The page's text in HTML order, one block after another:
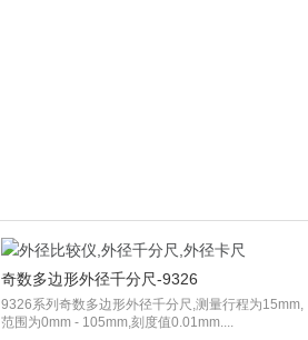
奇数多边形外径千分尺-9326
9326系列奇数多边形外径千分尺,测量行程为15mm,
范围为0mm - 105mm,刻度值0.01mm....